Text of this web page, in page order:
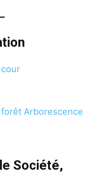
cour
Arborescence
Société,